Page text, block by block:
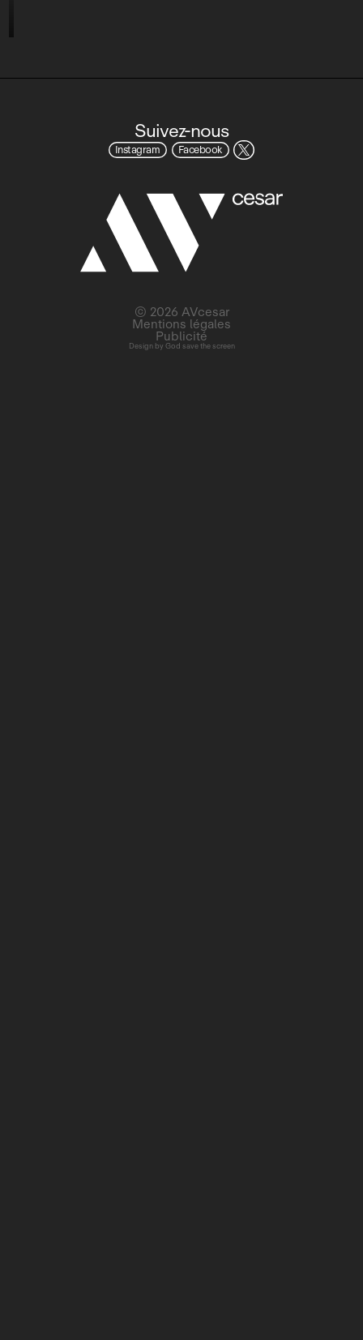
Suivez-nous
Instagram Facebook
Design by God save the screen
© 2026 AVcesar
Mentions légales
Publicité